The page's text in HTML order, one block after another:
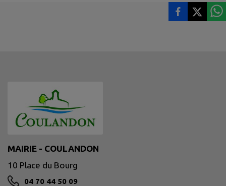
MAIRIE - COULANDON
10 Place du Bourg
04 70 44 50 09